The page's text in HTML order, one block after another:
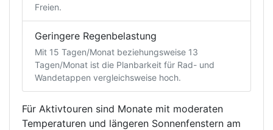
Freien.
Geringere Regenbelastung
Mit 15 Tagen/Monat beziehungsweise 13
Tagen/Monat ist die Planbarkeit für Rad- und
Wandetappen vergleichsweise hoch.
Für Aktivtouren sind Monate mit moderaten
Temperaturen und längeren Sonnenfenstern am